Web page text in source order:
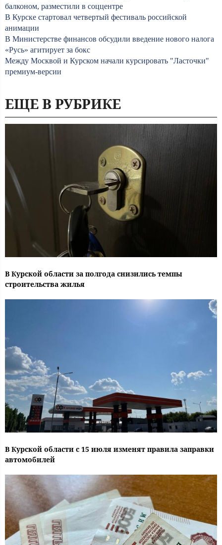
балконом, разместили в соццентре
В Курске стартовал четвертый фестиваль российской
анимации
В Министерстве финансов обсудили введение нового налога
«Русь» агитирует за бокс
Между Москвой и Курском начали курсировать "Ласточки"
премиум-версии
ЕЩЕ В РУБРИКЕ
В Курской области за полгода снизились темпы
строительства жилья
В Курской области с 15 июля изменят правила заправки
автомобилей